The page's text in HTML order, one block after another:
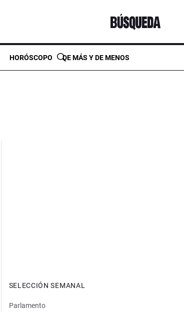
HORÓSCOPO DE MÁS Y DE MENOS
SELECCIÓN SEMANAL
Parlamento